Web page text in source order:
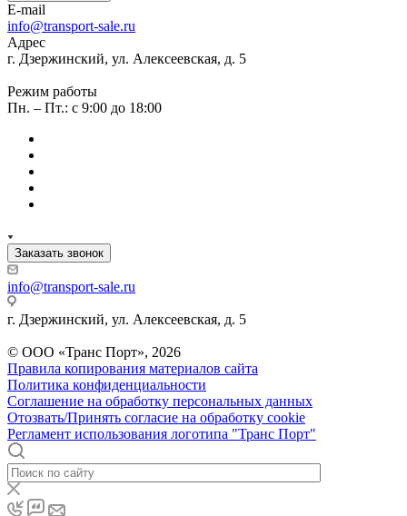
E-mail
info@transport-sale.ru
Адрес
г. Дзержинский, ул. Алексеевская, д. 5
Режим работы
Пн. – Пт.: с 9:00 до 18:00
Заказать звонок
info@transport-sale.ru
г. Дзержинский, ул. Алексеевская, д. 5
© ООО «Транс Порт», 2026
Правила копирования материалов сайта
Политика конфиденциальности
Соглашение на обработку персональных данных
Отозвать/Принять согласие на обработку cookie
Регламент использования логотипа "Транс Порт"